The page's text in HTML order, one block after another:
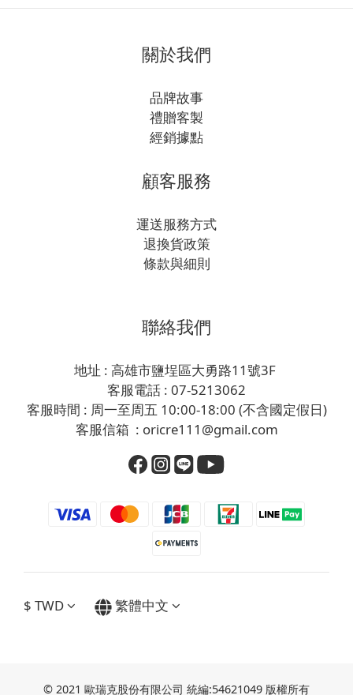
關於我們
品牌故事
禮贈客製
經銷據點
顧客服務
運送服務方式
退換貨政策
條款與細則
聯絡我們
地址 : 高雄市鹽埕區大勇路11號3F
客服電話 : 07-5213062
客服時間 : 周一至周五 10:00-18:00 (不含國定假日)
客服信箱 : oricre111@gmail.com
$ TWD 繁體中文
© 2021 歐瑞克股份有限公司 統編:54621049 版權所有